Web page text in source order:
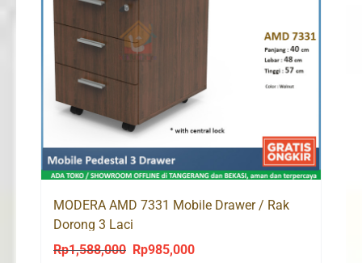
MODERA AMD 7331 Mobile Drawer / Rak
Dorong 3 Laci
Rp1,588,000
Original
Rp985,000Current